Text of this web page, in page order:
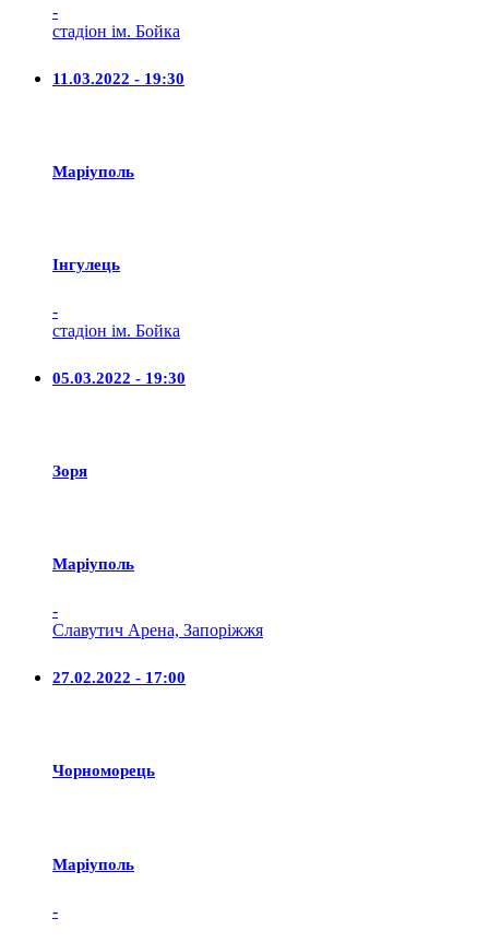
-
стадіон ім. Бойка
11.03.2022 - 19:30
Маріуполь
Iнгулець
-
стадіон ім. Бойка
05.03.2022 - 19:30
Зоря
Маріуполь
-
Славутич Арена, Запоріжжя
27.02.2022 - 17:00
Чорноморець
Маріуполь
-